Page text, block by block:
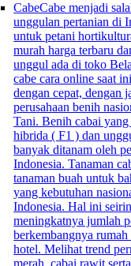
CabeCabe menjadi
unggulan pertanian di
untuk petani
murah harga terbaru
unggul ada di toko
cabe cara online saat
dengan cepat, dengan
perusahaan benih
Tani. Benih cabai
hibrida ( F1 ) dan
banyak ditanam oleh
Indonesia. Tanaman
tanaman buah untuk
yang kebutuhan
Indonesia. Hal ini
meningkatnya jumlah
berkembangnya
hotel. Melihat trend
merah, cabai rawit